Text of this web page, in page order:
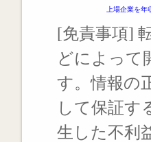
上場企業を
[免責事項]
どによって
す。情報の
して保証す
生した不利